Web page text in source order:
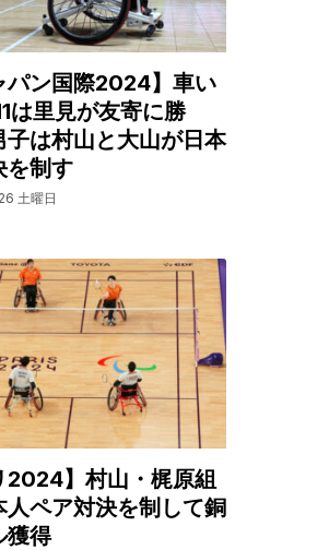
パン国際2024】車い
は里見が友寄に勝
子は村山と大山が日本
を制す
土曜日
2024】村山・梶原組
人ペア対決を制して銅
獲得